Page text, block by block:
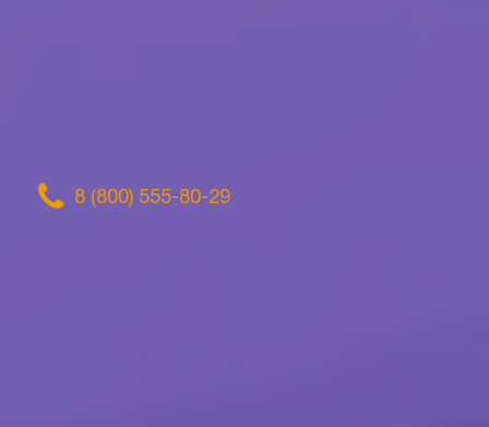
8 (800) 555-80-29